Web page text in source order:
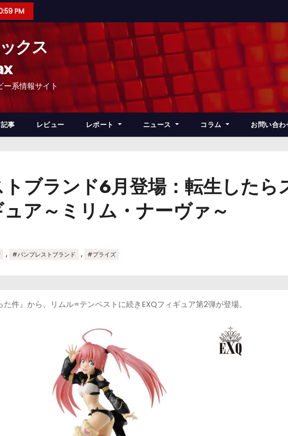
PM
クス
系情報サイト
事 レビュー レポート ニュース コラム お問い合わ
ブランド6月登場：転生したら
ア～ミリム・ナーヴァ～
, #バンプレストブランド , #プライズ
た件』から、リムル=テンペストに続きEXQフィギュア第2弾が登場。